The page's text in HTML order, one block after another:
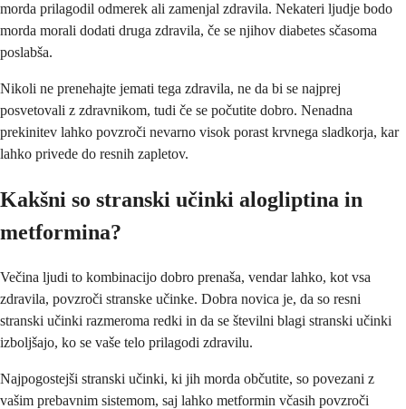
morda prilagodil odmerek ali zamenjal zdravila. Nekateri ljudje bodo
morda morali dodati druga zdravila, če se njihov diabetes sčasoma
poslabša.
Nikoli ne prenehajte jemati tega zdravila, ne da bi se najprej
posvetovali z zdravnikom, tudi če se počutite dobro. Nenadna
prekinitev lahko povzroči nevarno visok porast krvnega sladkorja, kar
lahko privede do resnih zapletov.
Kakšni so stranski učinki alogliptina in
metformina?
Večina ljudi to kombinacijo dobro prenaša, vendar lahko, kot vsa
zdravila, povzroči stranske učinke. Dobra novica je, da so resni
stranski učinki razmeroma redki in da se številni blagi stranski učinki
izboljšajo, ko se vaše telo prilagodi zdravilu.
Najpogostejši stranski učinki, ki jih morda občutite, so povezani z
vašim prebavnim sistemom, saj lahko metformin včasih povzroči